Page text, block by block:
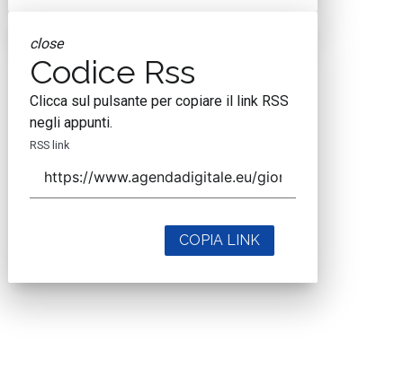
close
Codice Rss
Clicca sul pulsante per copiare il link RSS
negli appunti.
RSS link
COPIA LINK